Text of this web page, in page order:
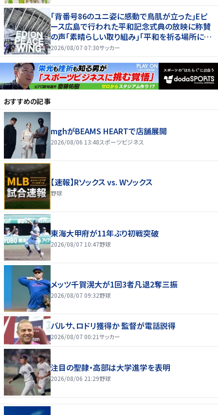
｢背番号86のユニ姿に感動で鳥肌が立った｣Eピ
ース広島で行われた平和記念式典の放映に称賛
の声｢素晴らしい取り組み｣｢平和を祈る場所に相
応しい｣
2026/08/07 07:30サッカー
おすすめの記事
mghがBEAMS HEARTで店舗展開
2026/08/06 13:48スポーツビジネス
【速報】Rソックス vs. Wソックス
野球
東海大甲府が11年ぶり初戦突破
2026/08/07 10:47野球
メッツ千賀滉大が1回3者凡退2奪三振
2026/08/07 09:32野球
バルサ、ロドリ獲得か 監督が電話説得
2026/08/07 00:21サッカー
注目の聖隷・高部は大学進学を表明
2026/08/06 21:29野球